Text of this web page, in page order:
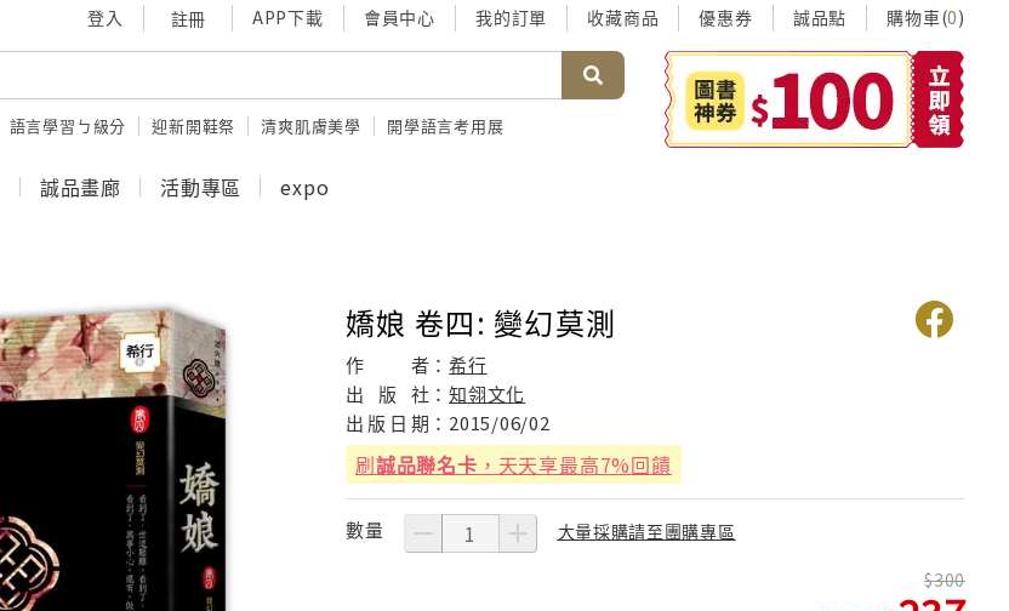
登入 註冊 APP下載 會員中心 我的訂單 收藏商品 優惠券 誠品點 購物車(0)
語言學習ㄅ級分 迎新開鞋祭 清爽肌膚美學 開學語言考用展
誠品畫廊 活動專區 expo
嬌娘 卷四: 變幻莫測
作 者：希行
出
版 社：知翎文化
出 版 日 期： 2015/06/02
刷誠品聯名卡 ，天天享最高7%回饋
數量 大量採購請至團購專區
300